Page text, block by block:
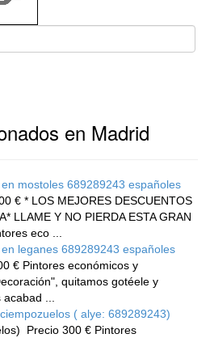
en Madrid
mostoles 689289243 españoles
€ * LOS MEJORES DESCUENTOS
LLAME Y NO PIERDA ESTA GRAN
eco ...
leganes 689289243 españoles
€ Pintores económicos y
quitamos gotéele y
...
( alye: 689289243)
Precio 300 € Pintores